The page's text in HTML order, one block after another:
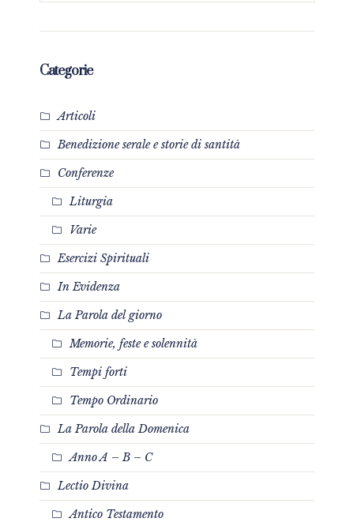
Categorie
Articoli
Benedizione serale e storie di santità
Conferenze
Liturgia
Varie
Esercizi Spirituali
In Evidenza
La Parola del giorno
Memorie, feste e solennità
Tempi forti
Tempo Ordinario
La Parola della Domenica
Anno A – B – C
Lectio Divina
Antico Testamento